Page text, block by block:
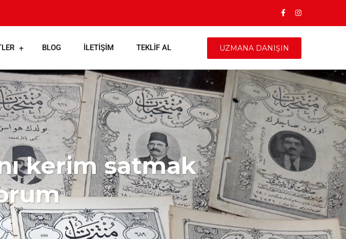
BLOG İLETIŞIM TEKLIF AL UZMANA DANIŞIN
kerim satmak